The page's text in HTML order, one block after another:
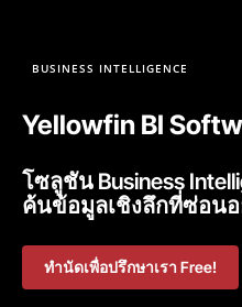
BUSINESS INTELLIGENCE
Yellowfin BI
โซลูชัน Business
ค้นข้อมูลเชิงลึกที่ซ่อน
ทำนัดเพื่อปรึกษาเรา Free!